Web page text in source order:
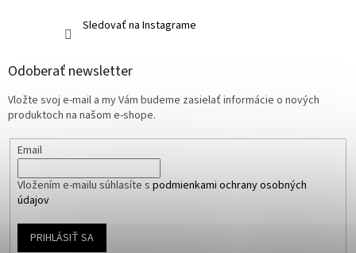
Sledovať na Instagrame
Odoberať newsletter
Vložte svoj e-mail a my Vám budeme zasielať informácie o nových
produktoch na našom e-shope.
Email
Vložením e-mailu súhlasíte s podmienkami ochrany osobných
údajov
PRIHLÁSIŤ SA